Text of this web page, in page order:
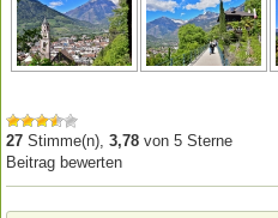
27 Stimme(n),3,78 von5 Sterne
Beitrag bewerten